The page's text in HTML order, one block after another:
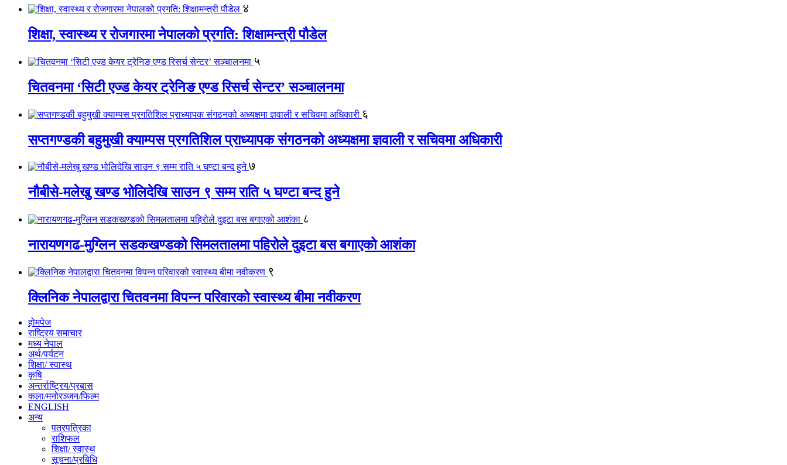
४
शिक्षा, स्वास्थ्य र रोजगारमा नेपालको प्रगति: शिक्षामन्त्री पौडेल
५
चितवनमा ‘सिटी एज्ड केयर ट्रेनिङ एण्ड रिसर्च सेन्टर’ सञ्चालनमा
६
सप्तगण्डकी बहुमुखी क्याम्पस प्रगतिशिल प्राध्यापक संगठनको अध्यक्षमा ज्ञवाली र सचिवमा अधिकारी
७
नौबीसे-मलेखु खण्ड भोलिदेखि साउन ९ सम्म राति ५ घण्टा बन्द हुने
८
नारायणगढ-मुग्लिन सडकखण्डको सिमलतालमा पहिरोले दुइटा बस बगाएको आशंका
९
क्लिनिक नेपालद्वारा चितवनमा विपन्न परिवारको स्वास्थ्य बीमा नवीकरण
होमपेज
राष्ट्रिय समाचार
मध्य नेपाल
अर्थ/पर्यटन
शिक्षा/ स्वास्थ
कृषि
अन्तर्राष्ट्रिय/प्रबास
कला/मनोरञ्जन/फिल्म
ENGLISH
अन्य
पत्रपत्रिका
राशिफल
शिक्षा/ स्वास्थ
सूचना/प्रबिधि